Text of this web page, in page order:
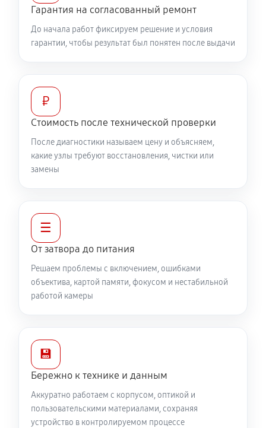
Гарантия на согласованный ремонт
До начала работ фиксируем решение и условия
гарантии, чтобы результат был понятен после выдачи
₽
Стоимость после технической проверки
После диагностики называем цену и объясняем,
какие узлы требуют восстановления, чистки или
замены
☰
От затвора до питания
Решаем проблемы с включением, ошибками
объектива, картой памяти, фокусом и нестабильной
работой камеры
💾
Бережно к технике и данным
Аккуратно работаем с корпусом, оптикой и
пользовательскими материалами, сохраняя
устройство в контролируемом процессе